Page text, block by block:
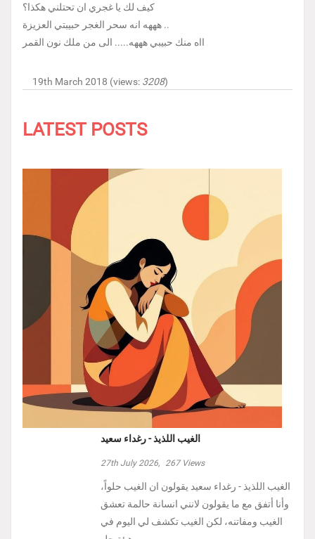
كيف لك يا غجري ان تحتلني هكذا؟
هههه انه سحر الغجر حبيبتي العزيزة ..
ااه منك حبيبي هههه..... الى من ملك نون القمر
19th March 2018 (views: 3208)
LATEST POSTS
الغيب اللذيذ - رغداء سعيد
27th July 2026, 267Views
الغيب اللذيذ - رغداء سعيد يقولون ان الغيب حلواً،
وأنا أتفق مع ما يقولون لانني انسانة حالمة تعشق
الغيب ومفاتنه، لكن الغيب تكشف لي اليوم في